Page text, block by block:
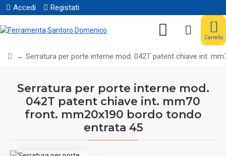
Accedi Registati
Carrello
Serratura per porte interne mod. 042T patent chiave int.
Serratura per porte interne mod.
042T patent chiave int. mm70
front. mm20x190 bordo tondo
entrata 45